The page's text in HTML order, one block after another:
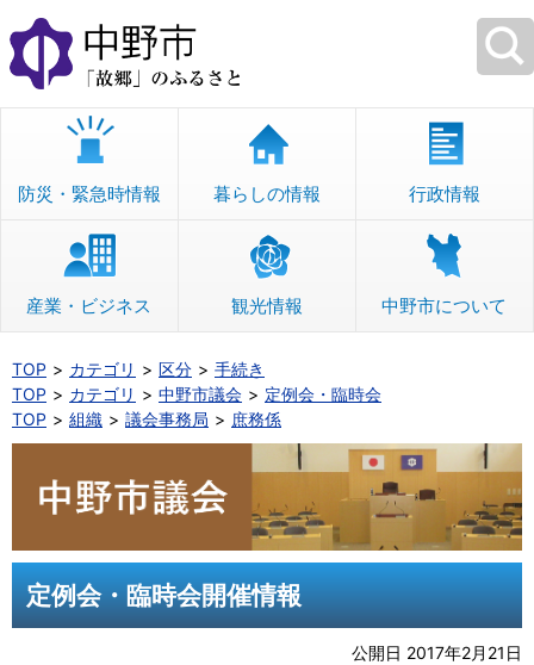
本
文
へ
移
防災・緊急時情報 暮らしの情報 行政情報
産業・ビジネス 観光情報 中野市について
TOP カテゴリ 区分
手続き
TOP
カテゴリ 中野市議会
定例会・臨時会
TOP
組織 議会事務局 庶務係
定例会・臨時会開催情報
公開日 2017年2月21日